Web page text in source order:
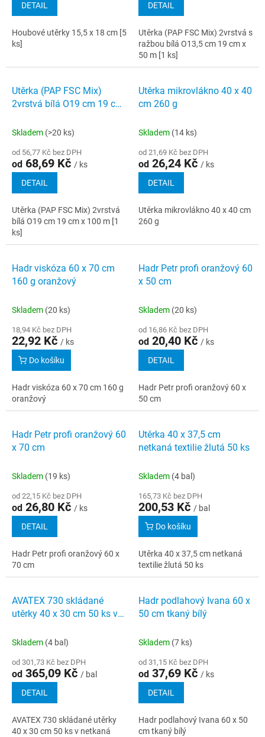
DETAIL
Houbové utěrky 15,5 x 18 cm [5
ks]
DETAIL
Utěrka (PAP FSC Mix) 2vrstvá s
ražbou bílá O13,5 cm 19 cm x
50 m [1 ks]
Utěrka (PAP FSC Mix)
2vrstvá bílá O19 cm 19 cm
Skladem (>20 ks)
od 56,77 Kč bez DPH
od 68,69 Kč / ks
DETAIL
Utěrka (PAP FSC Mix) 2vrstvá
bílá O19 cm 19 cm x 100 m [1
ks]
Utěrka mikrovlákno 40 x 40
cm 260 g
Skladem (14 ks)
od 21,69 Kč bez DPH
od 26,24 Kč / ks
DETAIL
Utěrka mikrovlákno 40 x 40 cm
260 g
Hadr viskóza 60 x 70 cm
160 g oranžový
Skladem (20 ks)
18,94 Kč bez DPH
22,92 Kč / ks
Do košíku
Hadr viskóza 60 x 70 cm 160 g
oranžový
Hadr Petr profi oranžový 60
x 50 cm
Skladem (20 ks)
od 16,86 Kč bez DPH
od 20,40 Kč / ks
DETAIL
Hadr Petr profi oranžový 60 x
50 cm
Hadr Petr profi oranžový 60
x 70 cm
Skladem (19 ks)
od 22,15 Kč bez DPH
od 26,80 Kč / ks
DETAIL
Hadr Petr profi oranžový 60 x
70 cm
Utěrka 40 x 37,5 cm
netkaná textilie žlutá 50 ks
Skladem (4 bal)
165,73 Kč bez DPH
200,53 Kč / bal
Do košíku
Utěrka 40 x 37,5 cm netkaná
textilie žlutá 50 ks
AVATEX 730 skládané
utěrky 40 x 30 cm 50 ks v
Skladem (4 bal)
od 301,73 Kč bez DPH
od 365,09 Kč / bal
DETAIL
AVATEX 730 skládané utěrky
40 x 30 cm 50 ks v netkaná
Hadr podlahový Ivana 60 x
50 cm tkaný bílý
Skladem (7 ks)
od 31,15 Kč bez DPH
od 37,69 Kč / ks
DETAIL
Hadr podlahový Ivana 60 x 50
cm tkaný bílý